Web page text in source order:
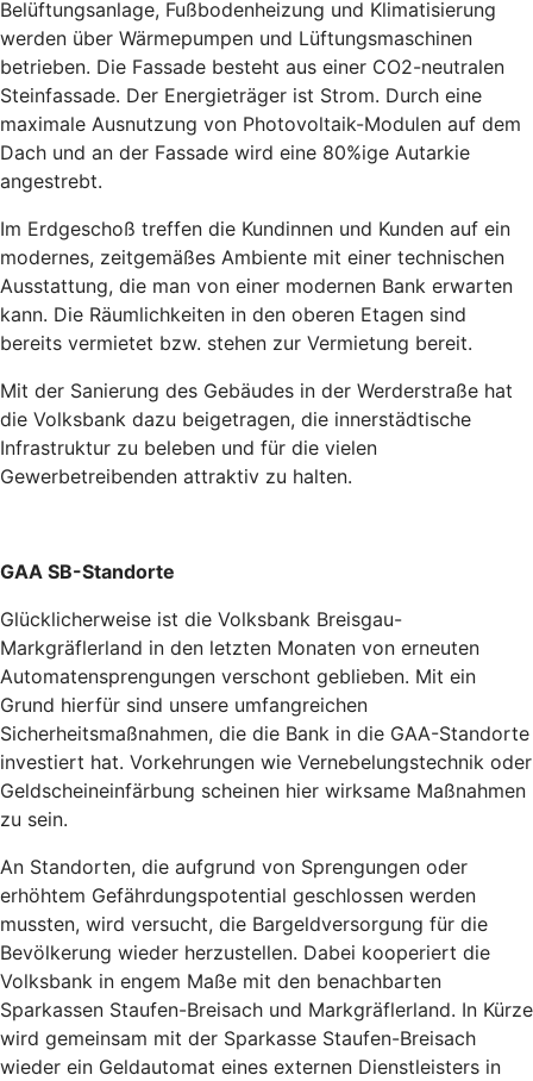
Belüftungsanlage, Fußbodenheizung und Klimatisierung
werden über Wärmepumpen und Lüftungsmaschinen
betrieben. Die Fassade besteht aus einer CO2-neutralen
Steinfassade. Der Energieträger ist Strom. Durch eine
maximale Ausnutzung von Photovoltaik-Modulen auf dem
Dach und an der Fassade wird eine 80%ige Autarkie
angestrebt.
Im Erdgeschoß treffen die Kundinnen und Kunden auf ein
modernes, zeitgemäßes Ambiente mit einer technischen
Ausstattung, die man von einer modernen Bank erwarten
kann. Die Räumlichkeiten in den oberen Etagen sind
bereits vermietet bzw. stehen zur Vermietung bereit.
Mit der Sanierung des Gebäudes in der Werderstraße hat
die Volksbank dazu beigetragen, die innerstädtische
Infrastruktur zu beleben und für die vielen
Gewerbetreibenden attraktiv zu halten.
GAA SB-Standorte
Glücklicherweise ist die Volksbank Breisgau-
Markgräflerland in den letzten Monaten von erneuten
Automatensprengungen verschont geblieben. Mit ein
Grund hierfür sind unsere umfangreichen
Sicherheitsmaßnahmen, die die Bank in die GAA-Standorte
investiert hat. Vorkehrungen wie Vernebelungstechnik oder
Geldscheineinfärbung scheinen hier wirksame Maßnahmen
zu sein.
An Standorten, die aufgrund von Sprengungen oder
erhöhtem Gefährdungspotential geschlossen werden
mussten, wird versucht, die Bargeldversorgung für die
Bevölkerung wieder herzustellen. Dabei kooperiert die
Volksbank in engem Maße mit den benachbarten
Sparkassen Staufen-Breisach und Markgräflerland. In Kürze
wird gemeinsam mit der Sparkasse Staufen-Breisach
wieder ein Geldautomat eines externen Dienstleisters in